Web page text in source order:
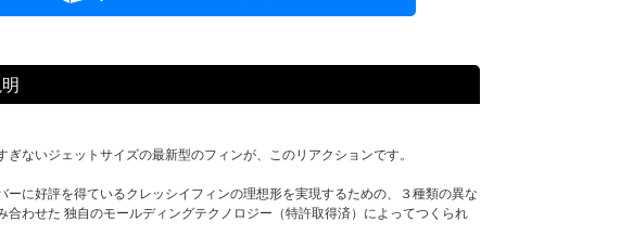
ぎないジェットサイズの最新型のフィンが、このリアクションです。
ーに好評を得ているクレッシイフィンの理想形を実現するための、３種類の異な
合わせた 独自のモールディングテクノロジー（特許取得済）によってつくられ